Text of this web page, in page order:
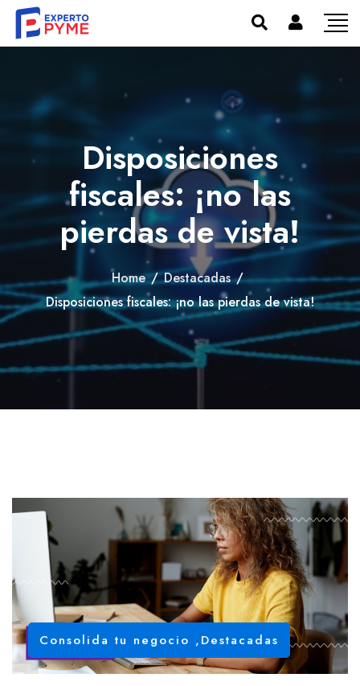
Disposiciones
fiscales: ¡no las
pierdas de vista!
Home / Destacadas /
Disposiciones fiscales: ¡no las pierdas de vista!
Consolida tu negocio ,Destacadas